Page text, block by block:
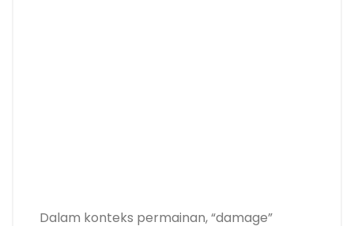
Dalam konteks permainan, “damage”